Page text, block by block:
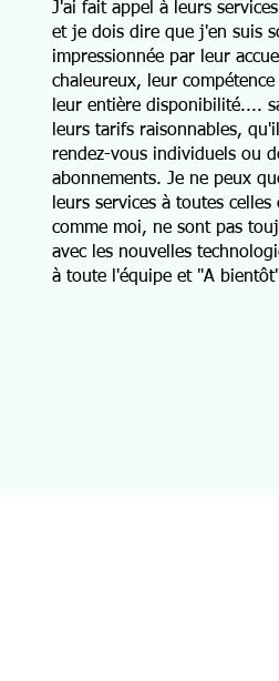
J'ai fait appel à leurs
et je dois dire que j'en suis
impressionnée par leur
chaleureux, leur
leur entière disponibilité....
leurs tarifs raisonnables,
rendez-vous individuels ou
abonnements. Je ne peux
leurs services à toutes
comme moi, ne sont pas
avec les nouvelles
à toute l'équipe et "A